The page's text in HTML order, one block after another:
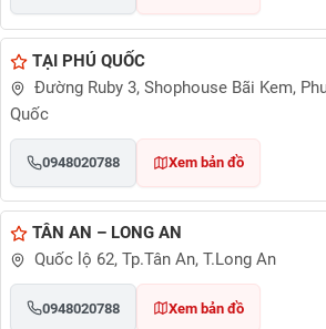
TẠI PHÚ QUỐC
Đường Ruby 3, Shophouse Bãi Kem,
Quốc
0948020788 Xem bản đồ
TÂN AN – LONG AN
Quốc lộ 62, Tp.Tân An, T.Long An
0948020788 Xem bản đồ